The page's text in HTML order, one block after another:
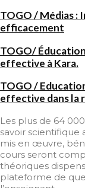
TOGO / Médias :
efficacement
TOGO/
effective à Kara.
TOGO /
effective dans la
Les plus de 64
savoir scientifique
mis en œuvre,
cours seront
théoriques
plateforme de